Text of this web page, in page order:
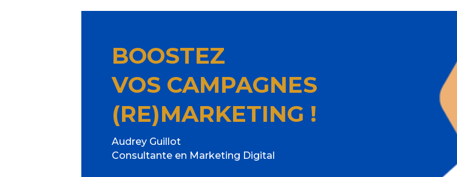
BOOSTEZ
VOS CAMPAGNES
(RE)MARKETING !
Audrey Guillot
Consultante en Marketing Digital